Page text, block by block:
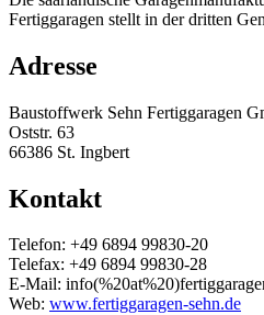
Fertiggaragen stellt in der dritten
Adresse
Baustoffwerk Sehn Fertiggaragen
Oststr. 63
66386 St. Ingbert
Kontakt
Telefon: +49 6894 99830-20
Telefax: +49 6894 99830-28
E-Mail:
Web: www.fertiggaragen-sehn.de